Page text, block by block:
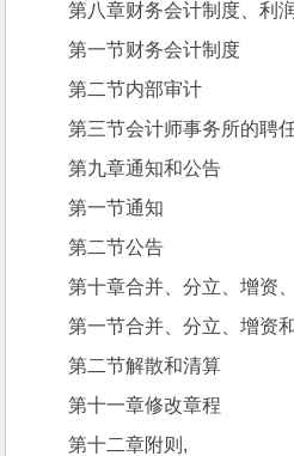
第八章财务会计制度、利
第一节财务会计制度
第二节内部审计
第三节会计师事务所的聘
第九章通知和公告
第一节通知
第二节公告
第十章合并、分立、增资
第一节合并、分立、增资
第二节解散和清算
第十一章修改章程
第十二章附则,